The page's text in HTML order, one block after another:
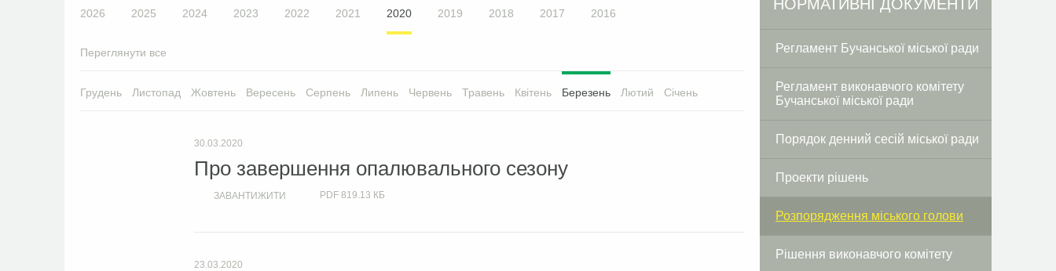
2026 2025 2024 2023 2022 2021 2020 2019 2018 2017 2016
Переглянути все
Грудень Листопад Жовтень Вересень Серпень Липень Червень Травень Квітень Березень Лютий Січень
30.03.2020
Про завершення опалювального сезону
ЗАВАНТИЖИТИ PDF 819.13 КБ
23.03.2020
НОРМАТИВНІ ДОКУМЕНТИ
Регламент Бучанської міської ради
Регламент виконавчого комітету
Бучанської міської ради
Порядок денний сесій міської ради
Проекти рішень
Розпорядження міського голови
Рішення виконавчого комітету